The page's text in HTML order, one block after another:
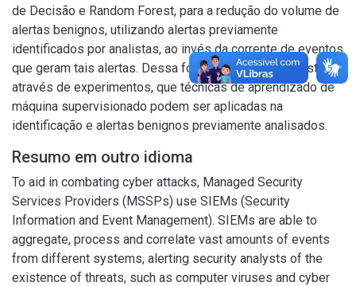
de Decisão e Random Forest, para a redução do volume de
alertas benignos, utilizando alertas previamente
identificados por analistas, ao invés da corrente de eventos
que geram tais alertas. Dessa forma, foi possível mostrar,
através de experimentos, que técnicas de aprendizado de
máquina supervisionado podem ser aplicadas na
identificação e alertas benignos previamente analisados.
Resumo em outro idioma
To aid in combating cyber attacks, Managed Security
Services Providers (MSSPs) use SIEMs (Security
Information and Event Management). SIEMs are able to
aggregate, process and correlate vast amounts of events
from different systems, alerting security analysts of the
existence of threats, such as computer viruses and cyber